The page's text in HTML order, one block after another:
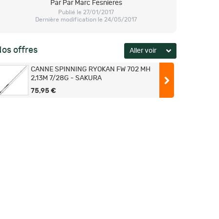
Par Par Marc Fesnieres
Publié le 27/01/2017
Dernière modification le 24/05/2017
offres
CANNE SPINNING RYOKAN FW 702 MH
2,13M 7/28G - SAKURA
75,95 €